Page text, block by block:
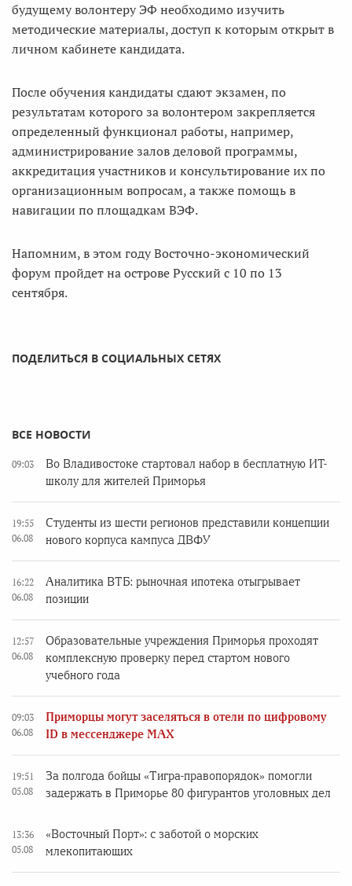
будущему волонтеру ЭФ необходимо изучить
методические материалы, доступ к которым открыт в
личном кабинете кандидата.
После обучения кандидаты сдают экзамен, по
результатам которого за волонтером закрепляется
определенный функционал работы, например,
администрирование залов деловой программы,
аккредитация участников и консультирование их по
организационным вопросам, а также помощь в
навигации по площадкам ВЭФ.
Напомним, в этом году Восточно-экономический
форум пройдет на острове Русский с 10 по 13
сентября.
ПОДЕЛИТЬСЯ В СОЦИАЛЬНЫХ СЕТЯХ
ВСЕ НОВОСТИ
09:03
Во Владивостоке стартовал набор в бесплатную ИТ-
школу для жителей Приморья
19:55
06.08
Студенты из шести регионов представили концепции
нового корпуса кампуса ДВФУ
16:22
06.08
Аналитика ВТБ: рыночная ипотека отыгрывает
позиции
12:57
06.08
Образовательные учреждения Приморья проходят
комплексную проверку перед стартом нового
учебного года
09:03
06.08
Приморцы могут заселяться в отели по цифровому
ID в мессенджере MAX
19:51
05.08
За полгода бойцы «Тигра-правопорядок» помогли
задержать в Приморье 80 фигурантов уголовных дел
13:36
05.08
«Восточный Порт»: с заботой о морских
млекопитающих